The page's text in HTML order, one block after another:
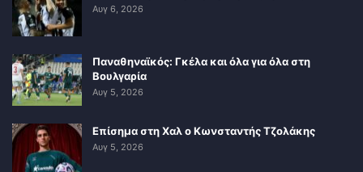
Αυγ 6, 2026
Παναθηναϊκός: Γκέλα και όλα για όλα στη
Βουλγαρία
Αυγ 5, 2026
Επίσημα στη Χαλ ο Κωνσταντής Τζολάκης
Αυγ 5, 2026